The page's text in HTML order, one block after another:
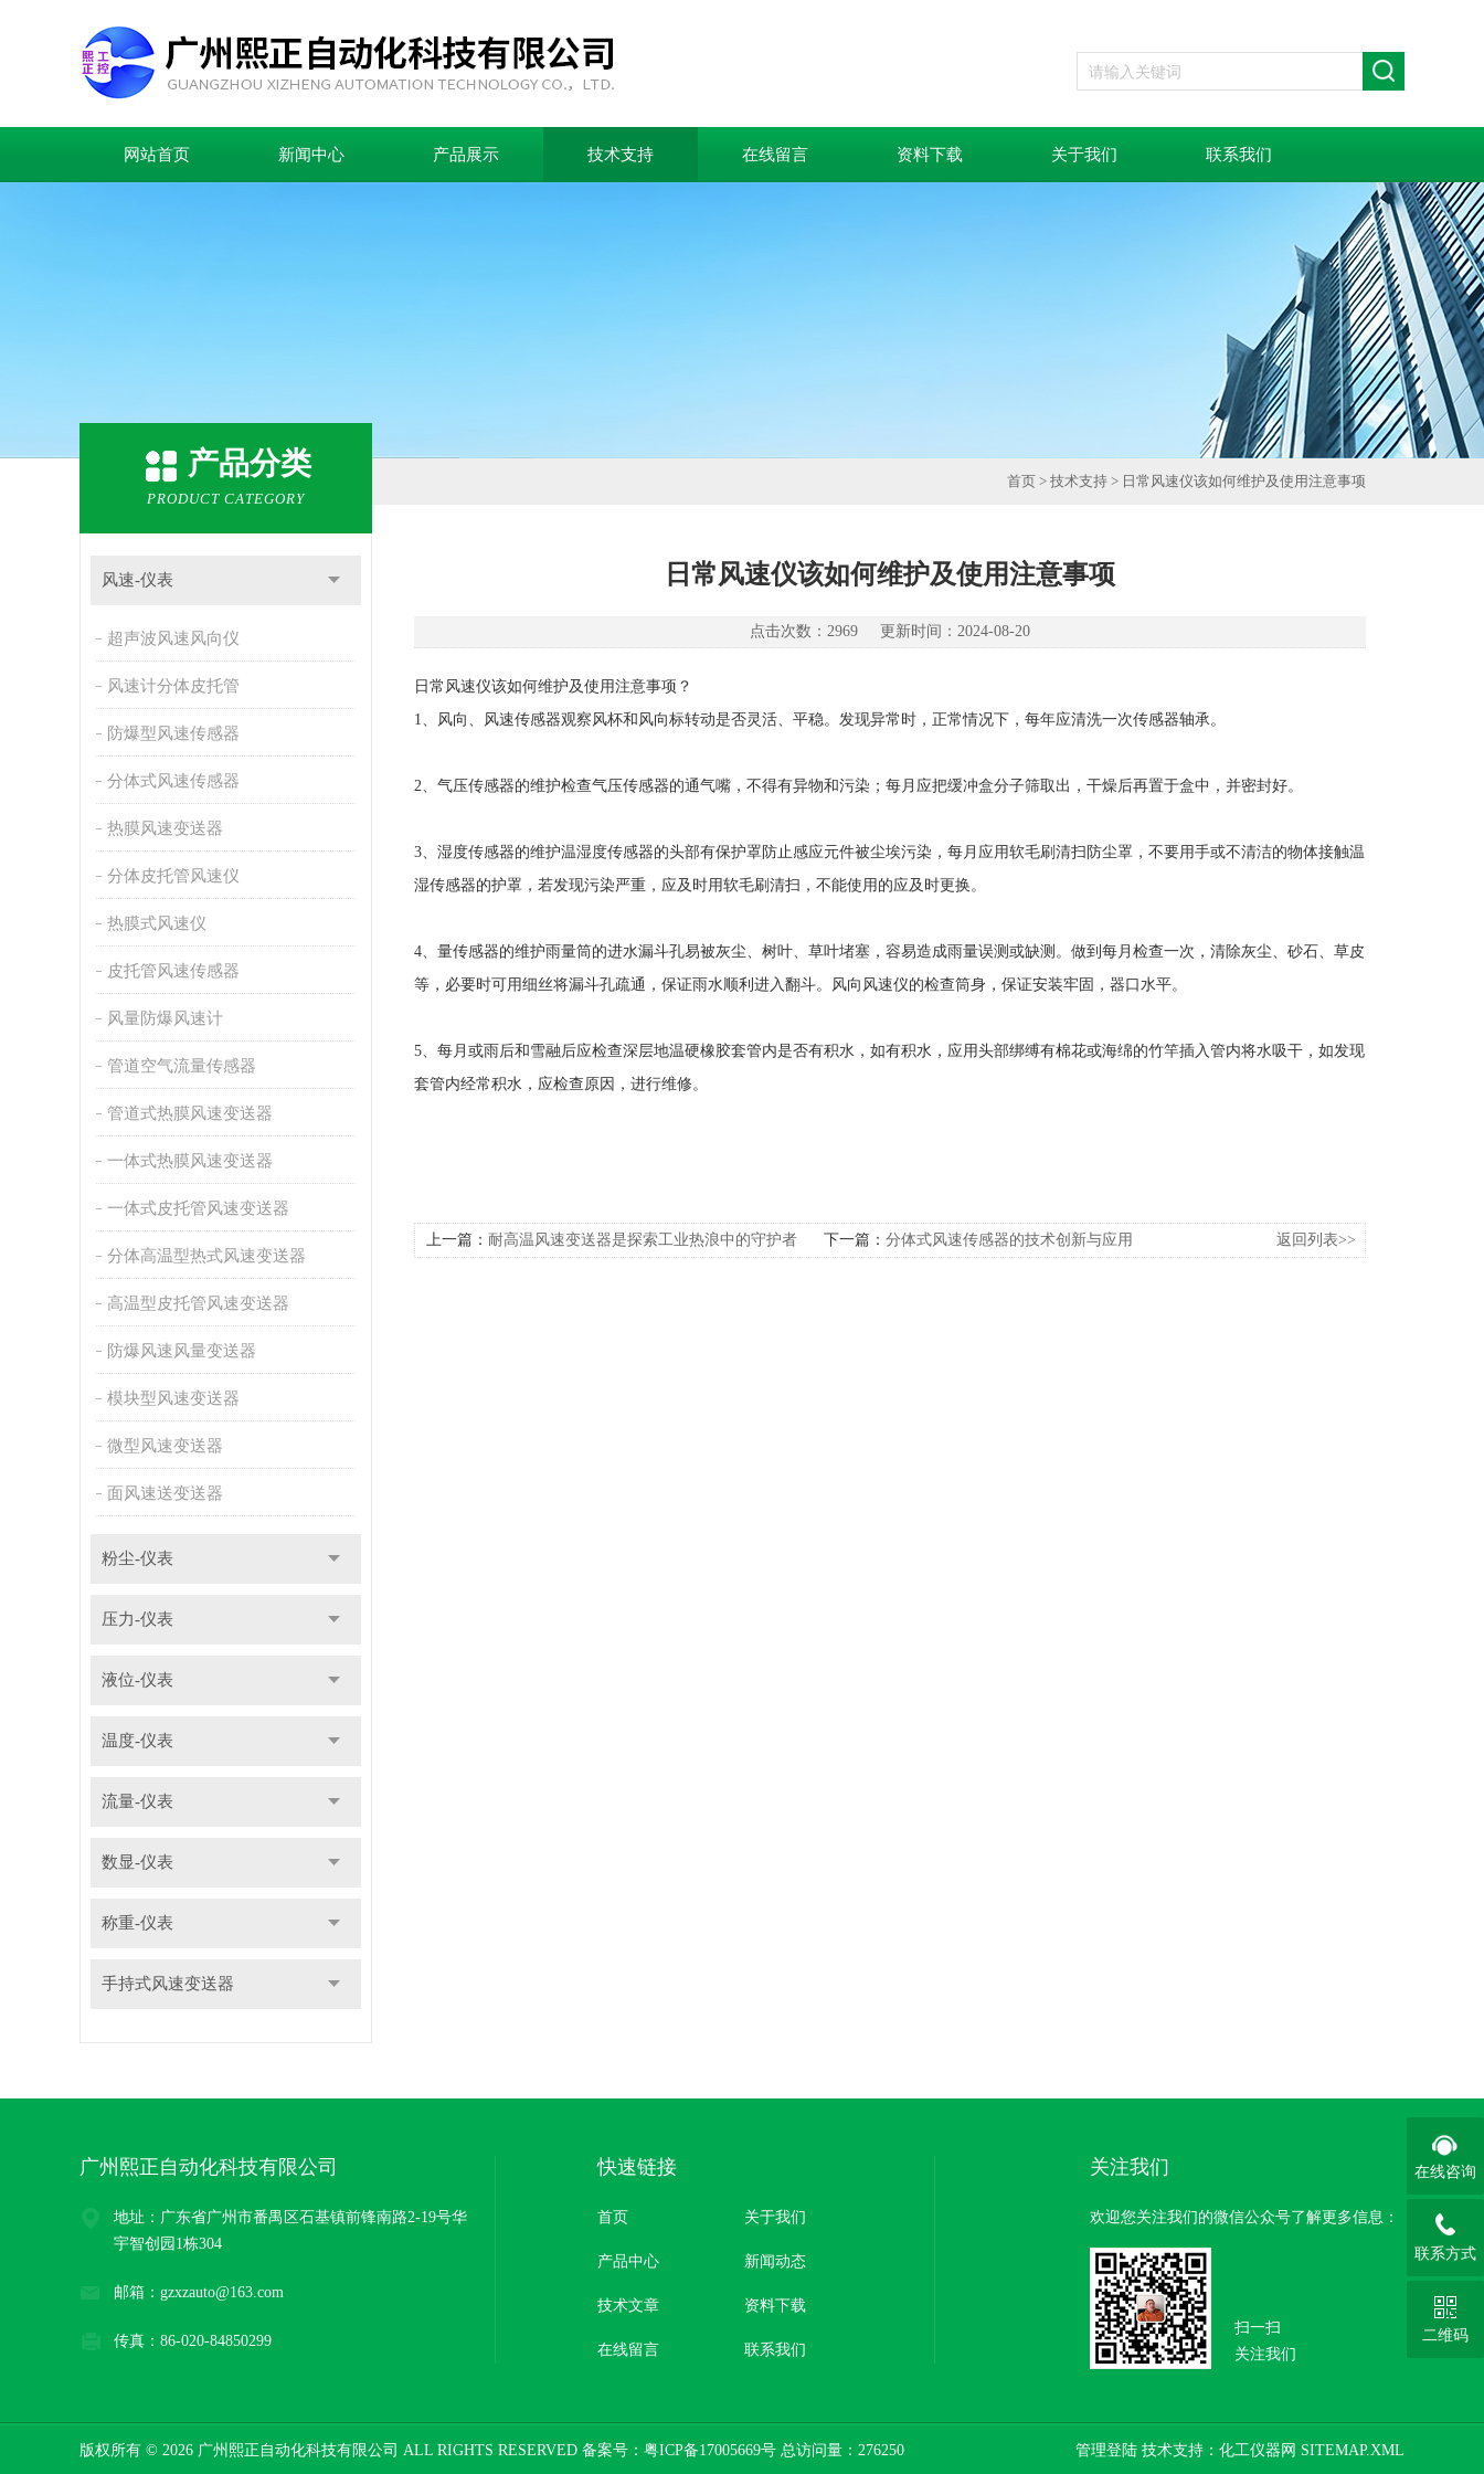
网站首页 新闻中心 产品展示 技术支持 在线留言 资料下载 关于我们 联系我们
产品分类
PRODUCT CATEGORY
风速-仪表
超声波风速风向仪
风速计分体皮托管
防爆型风速传感器
分体式风速传感器
热膜风速变送器
分体皮托管风速仪
热膜式风速仪
皮托管风速传感器
风量防爆风速计
管道空气流量传感器
管道式热膜风速变送器
一体式热膜风速变送器
一体式皮托管风速变送器
分体高温型热式风速变送器
高温型皮托管风速变送器
防爆风速风量变送器
模块型风速变送器
微型风速变送器
面风速送变送器
粉尘-仪表
压力-仪表
液位-仪表
温度-仪表
流量-仪表
数显-仪表
称重-仪表
手持式风速变送器
首页 > 技术支持 > 日常风速仪该如何维护及使用注意事项
日常风速仪该如何维护及使用注意事项
点击次数：2969 更新时间：2024-08-20
日常风速仪该如何维护及使用注意事项？
1、风向、风速传感器观察风杯和风向标转动是否灵活、平稳。发现异常时，正常情况下，每年应清洗一次传感器轴承。
2、气压传感器的维护检查气压传感器的通气嘴，不得有异物和污染；每月应把缓冲盒分子筛取出，干燥后再置于盒中，并密封好。
3、湿度传感器的维护温湿度传感器的头部有保护罩防止感应元件被尘埃污染，每月应用软毛刷清扫防尘罩，不要用手或不清洁的物体接触温
湿传感器的护罩，若发现污染严重，应及时用软毛刷清扫，不能使用的应及时更换。
4、量传感器的维护雨量筒的进水漏斗孔易被灰尘、树叶、草叶堵塞，容易造成雨量误测或缺测。做到每月检查一次，清除灰尘、砂石、草皮
等，必要时可用细丝将漏斗孔疏通，保证雨水顺利进入翻斗。风向风速仪的检查筒身，保证安装牢固，器口水平。
5、每月或雨后和雪融后应检查深层地温硬橡胶套管内是否有积水，如有积水，应用头部绑缚有棉花或海绵的竹竿插入管内将水吸干，如发现
套管内经常积水，应检查原因，进行维修。
上一篇： 耐高温风速变送器是探索工业热浪中的守护者 下一篇： 分体式风速传感器的技术创新与应用 返回列表>>
广州熙正自动化科技有限公司
地址：广东省广州市番禺区石基镇前锋南路2-19号华
宇智创园1栋304
邮箱：gzxzauto@163.com
传真：86-020-84850299
快速链接
首页 关于我们
产品中心 新闻动态
技术文章 资料下载
在线留言 联系我们
关注我们
欢迎您关注我们的微信公众号了解更多信息：
扫一扫
关注我们
版权所有 © 2026 广州熙正自动化科技有限公司 ALL RIGHTS RESERVED 备案号： 粤ICP备17005669号 总访问量：276250 管理登陆 技术支持： 化工仪器网 SITEMAP.XML
在线咨询
联系方式
二维码